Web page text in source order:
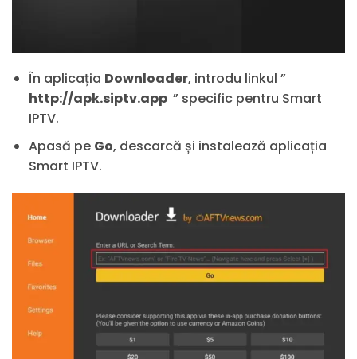
În aplicația Downloader, introdu linkul ”
http://apk.siptv.app ” specific pentru Smart
IPTV.
Apasă pe Go, descarcă și instalează aplicația
Smart IPTV.